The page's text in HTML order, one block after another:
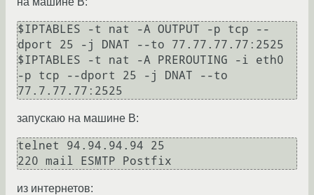
$IPTABLES -t nat -A OUTPUT -p tcp --
dport 25 -j DNAT --to 77.77.77.77:2525
$IPTABLES -t nat -A PREROUTING -i eth0
-p tcp --dport 25 -j DNAT --to
запускаю на машине B:
telnet 94.94.94.94 25
из интернетов: